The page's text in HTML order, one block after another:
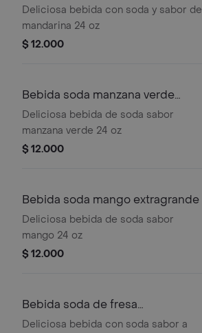
extragrande
Deliciosa bebida con soda y sabor de
mandarina 24 oz
$ 12.000
Bebida soda manzana verde
extragrande
Deliciosa bebida de soda sabor
manzana verde 24 oz
$ 12.000
Bebida soda mango extragrande
Deliciosa bebida de soda sabor
mango 24 oz
$ 12.000
Bebida soda de fresa
extragrande
Deliciosa bebida con soda sabor a